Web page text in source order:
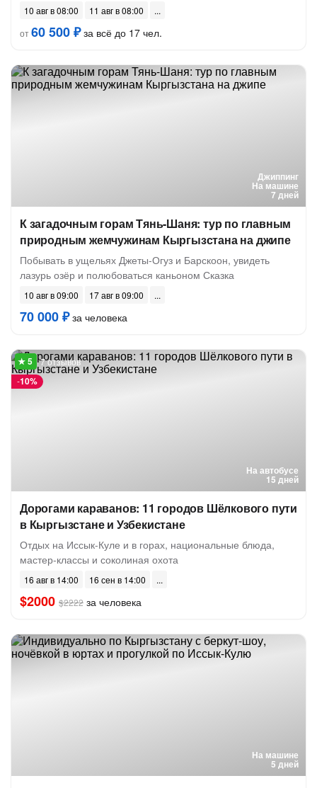
10 авг в 08:00
11 авг в 08:00
от60 500 ₽за всё до 17 чел.
Джиппинг
На машине
7 дней
К загадочным горам Тянь-Шаня: тур по главным
природным жемчужинам Кыргызстана на джипе
Побывать в ущельях Джеты-Огуз и Барскоон, увидеть
лазурь озёр и полюбоваться каньоном Сказка
10 авг в 09:00 17 авг в 09:00
70 000 ₽за человека
На автобусе
15 дней
-10%
7 отзывов
Дорогами караванов: 11 городов Шёлкового пути
в Кыргызстане и Узбекистане
Отдых на Иссык-Куле и в горах, национальные блюда,
мастер-классы и соколиная охота
16 авг в 14:00 16 сен в 14:00
$2000 $2222 за человека
На машине
5 дней